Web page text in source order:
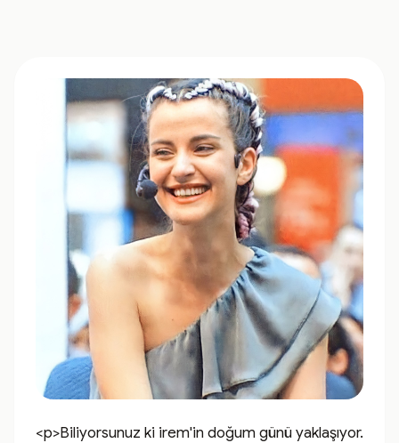
<p>Biliyorsunuz ki irem'in doğum günü yaklaşıyor.